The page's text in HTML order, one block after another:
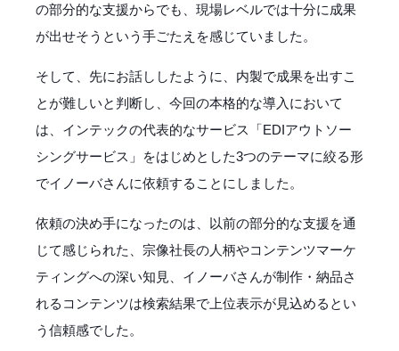
の部分的な支援からでも、現場レベルでは十分に成果
が出せそうという手ごたえを感じていました。
そして、先にお話ししたように、内製で成果を出すこ
とが難しいと判断し、今回の本格的な導入において
は、インテックの代表的なサービス「EDIアウトソー
シングサービス」をはじめとした3つのテーマに絞る形
でイノーバさんに依頼することにしました。
依頼の決め手になったのは、以前の部分的な支援を通
じて感じられた、宗像社長の人柄やコンテンツマーケ
ティングへの深い知見、イノーバさんが制作・納品さ
れるコンテンツは検索結果で上位表示が見込めるとい
う信頼感でした。